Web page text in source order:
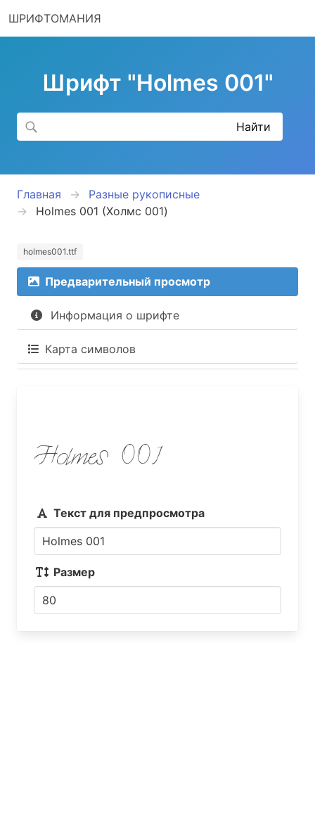
ШРИФТОМАНИЯ
Шрифт "Holmes 001"
Главная
Разные рукописные
Holmes 001 (Холмс 001)
holmes001.ttf
Предварительный просмотр
Информация о шрифте
Карта символов
Holmes 001
Текст для предпросмотра
Размер